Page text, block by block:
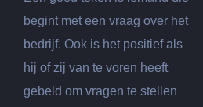
begint met een vraag over het
bedrijf. Ook is het positief als
hij of zij van te voren heeft
gebeld om vragen te stellen